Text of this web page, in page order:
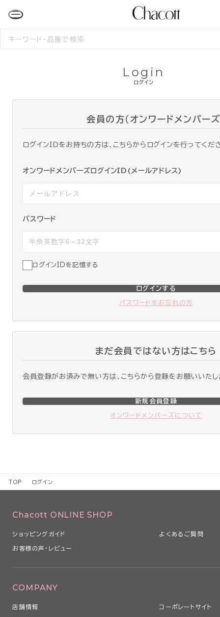
検
ログイン
Login
会員の方（オンワードメンバーズ
ログインIDをお持ちの方は、こちらからログインを行ってくだ
オンワードメンバーズログインID(メールアドレス)
パスワード
ログインIDを記憶する
ログインする
パスワードをお忘れの方
まだ会員ではない方はこちら
会員登録がお済みで無い方は、こちらから登録をお願いいたし
新規会員登録
オンワードメンバーズについて
TOP ログイン
Chacott ONLINE SHOP
ショッピングガイド よくあるご質問
お客様の声・レビュー
COMPANY
店舗情報 コーポレートサイト